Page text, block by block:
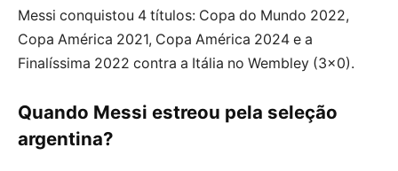
Messi conquistou 4 títulos: Copa do Mundo 2022,
Copa América 2021, Copa América 2024 e a
Finalíssima 2022 contra a Itália no Wembley (3×0).
Quando Messi estreou pela seleção
argentina?